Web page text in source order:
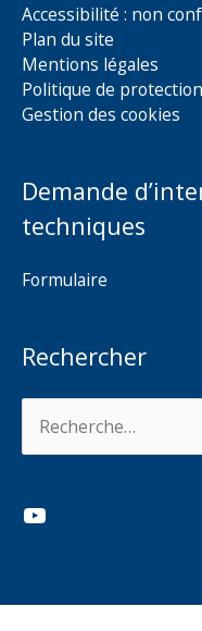
Accessibilité : non
Plan du site
Mentions légales
Politique de
Gestion des cookies
Demande
techniques
Formulaire
Rechercher
YouTube